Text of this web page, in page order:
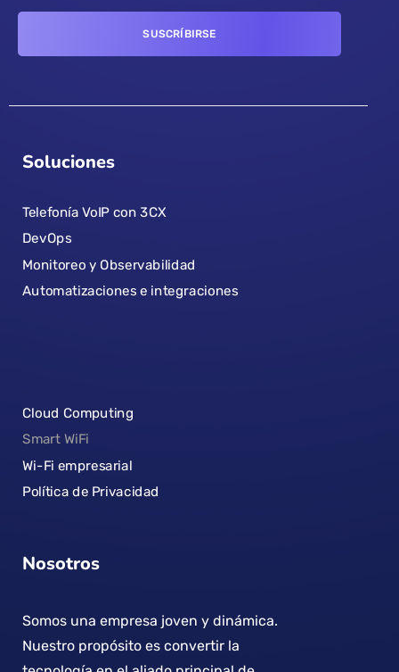
Soluciones
Telefonía VoIP con 3CX
DevOps
Monitoreo y Observabilidad
Automatizaciones e integraciones
Cloud Computing
Smart WiFi
Wi-Fi empresarial
Política de Privacidad
Nosotros
Somos una empresa joven y dinámica.
Nuestro propósito es convertir la